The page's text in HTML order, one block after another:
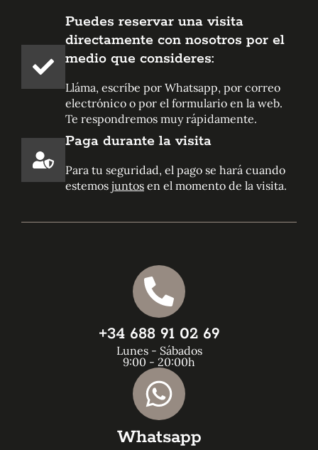
Puedes reservar una visita
directamente con nosotros por el
medio que consideres:
Lláma, escríbe por Whatsapp, por correo
electrónico o por el formulario en la web.
Te respondremos muy rápidamente.
Paga durante la visita
Para tu seguridad, el pago se hará cuando
estemos juntos en el momento de la visita.
+34 688 91 02 69
Lunes - Sábados
9:00 - 20:00h
Whatsapp